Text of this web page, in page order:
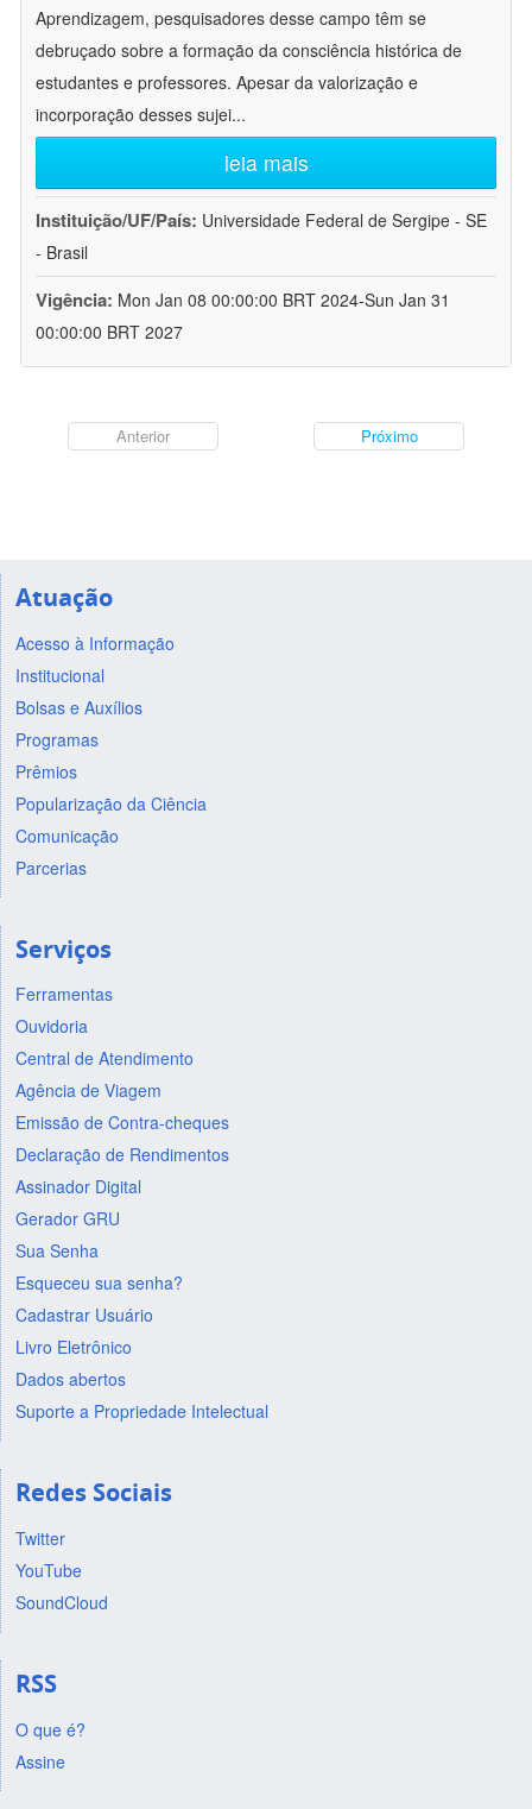
Aprendizagem, pesquisadores desse campo têm se
debruçado sobre a formação da consciência histórica de
estudantes e professores. Apesar da valorização e
incorporação desses sujei...
leia mais
Instituição/UF/País: Universidade Federal de Sergipe - SE
- Brasil
Vigência: Mon Jan 08 00:00:00 BRT 2024-Sun Jan 31
00:00:00 BRT 2027
Anterior Próximo
Atuação
Acesso à Informação
Institucional
Bolsas e Auxílios
Programas
Prêmios
Popularização da Ciência
Comunicação
Parcerias
Serviços
Ferramentas
Ouvidoria
Central de Atendimento
Agência de Viagem
Emissão de Contra-cheques
Declaração de Rendimentos
Assinador Digital
Gerador GRU
Sua Senha
Esqueceu sua senha?
Cadastrar Usuário
Livro Eletrônico
Dados abertos
Suporte a Propriedade Intelectual
Redes Sociais
Twitter
YouTube
SoundCloud
RSS
O que é?
Assine